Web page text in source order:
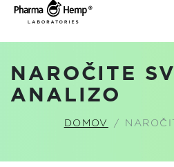
NAROČITE
ANALIZO
DOMOV